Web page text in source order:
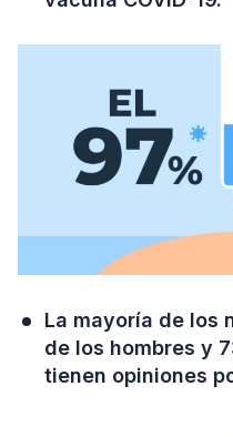
La mayoría de los
de los hombres y
tienen opiniones